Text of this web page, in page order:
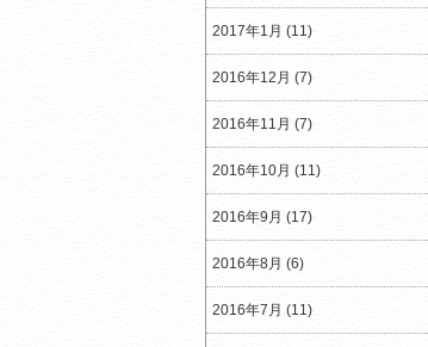
2017年1月 (11)
2016年12月 (7)
2016年11月 (7)
2016年10月 (11)
2016年9月 (17)
2016年8月 (6)
2016年7月 (11)